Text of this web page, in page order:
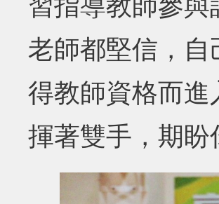
習指導教師參
老師都堅信，
得教師資格而
揮著雙手，期盼